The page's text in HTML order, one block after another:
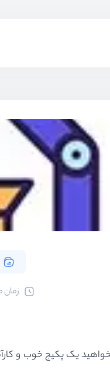
ﺯﻣﺎﻥ
یک پکیج خوب و